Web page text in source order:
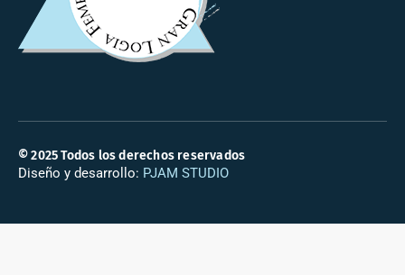
© 2025 Todos los derechos reservados
Diseño y desarrollo: PJAM STUDIO